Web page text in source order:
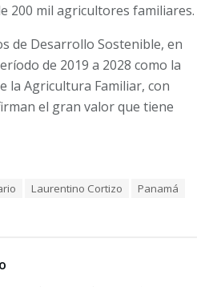
200 mil agricultores familiares.
de Desarrollo Sostenible, en
de 2019 a 2028 como la
la Agricultura Familiar, con
el gran valor que tiene
Laurentino Cortizo
Panamá